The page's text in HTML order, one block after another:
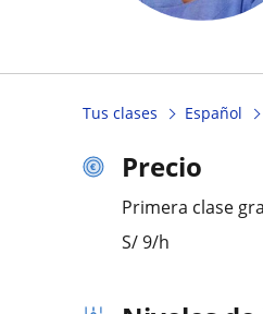
Tus clases Español
Precio
Primera clase
S/9/h